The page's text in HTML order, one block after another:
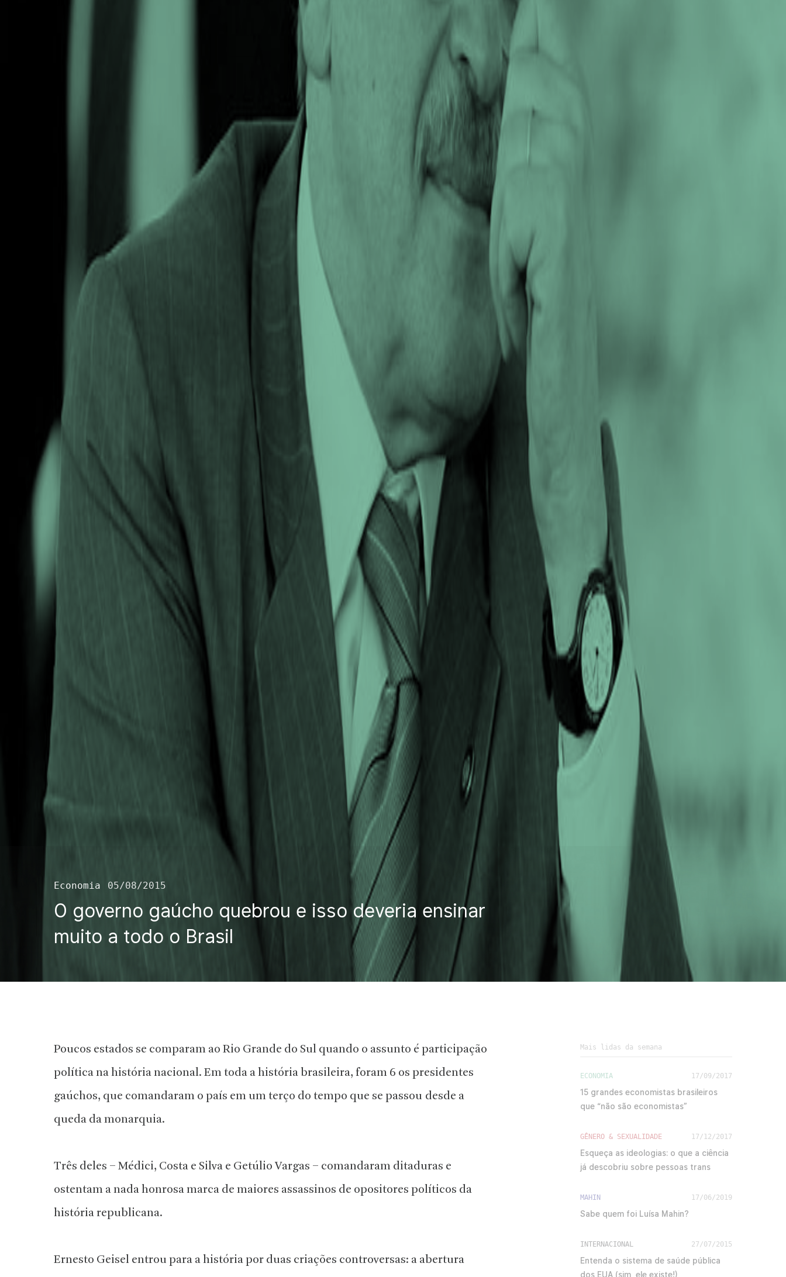
Economia 05/08/2015
O governo gaúcho quebrou e isso deveria ensinar
muito a todo o Brasil
Poucos estados se comparam ao Rio Grande do Sul quando o assunto é participação
política na história nacional. Em toda a história brasileira, foram 6 os presidentes
gaúchos, que comandaram o país em um terço do tempo que se passou desde a
queda da monarquia.
Três deles – Médici, Costa e Silva e Getúlio Vargas – comandaram ditaduras e
ostentam a nada honrosa marca de maiores assassinos de opositores políticos da
história republicana.
Ernesto Geisel entrou para a história por duas criações controversas: a abertura
Mais lidas da semana
ECONOMIA 17/09/2017
15 grandes economistas brasileiros
que “não são economistas”
GÊNERO & SEXUALIDADE 17/12/2017
Esqueça as ideologias: o que a ciência
já descobriu sobre pessoas trans
MAHIN 17/06/2019
Sabe quem foi Luísa Mahin?
INTERNACIONAL 27/07/2015
Entenda o sistema de saúde pública
dos EUA (sim, ele existe!)